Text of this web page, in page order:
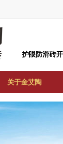
护眼防滑砖
关于金艾陶